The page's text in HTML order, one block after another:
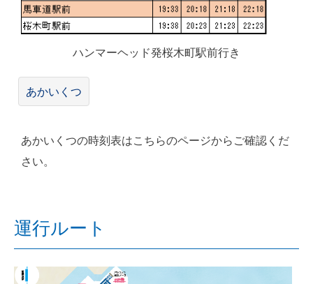
ハンマーヘッド発桜木町駅前行き
あかいくつ
あかいくつの時刻表はこちらのページからご確認くだ
さい。
運行ルート